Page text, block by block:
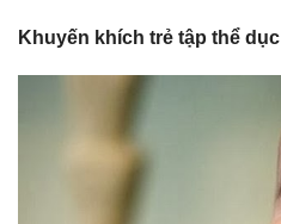
Khuyến khích trẻ tập thể dục